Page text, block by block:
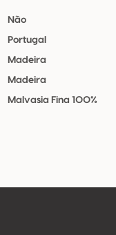
Não
Portugal
Madeira
Madeira
Malvasia Fina 100%